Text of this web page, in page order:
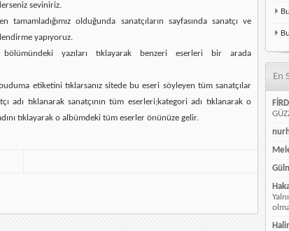
seviniriz.
tamamladığımız olduğunda sanatçıların sayfasında sanatçı ve
yapıyoruz.
yazıları tıklayarak benzeri eserleri bir arada
etiketini tıklarsanız sitede bu eseri söyleyen tüm sanatçılar
adı tıklanarak sanatçının tüm eserleri;kategori adı tıklanarak o
tıklayarak o albümdeki tüm eserler önünüze gelir.
En